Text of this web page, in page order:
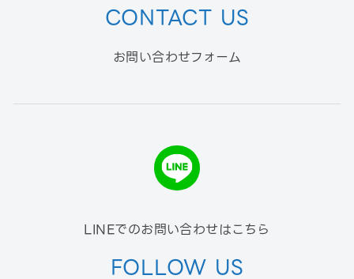
CONTACT US
お問い合わせフォーム
LINEでのお問い合わせはこちら
FOLLOW US